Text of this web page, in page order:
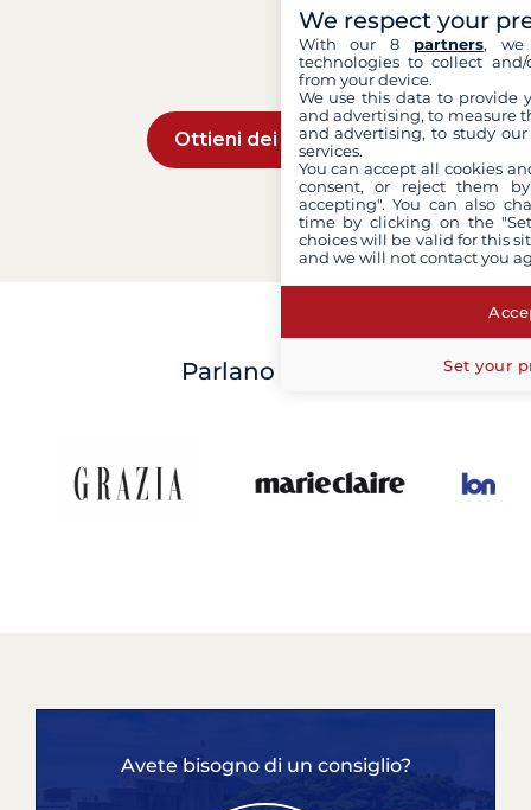
Ottieni dei consigli
Parlano di noi
Avete bisogno di un consiglio?
We respect your
With our 8 partners, we
technologies to collect
from your device.
We use this data to provide
and advertising, to measure
and advertising, to study
services.
You can accept all cookies
consent, or reject them
accepting". You can also
time by clicking on the
choices will be valid for this
and we will not contact you
Set your